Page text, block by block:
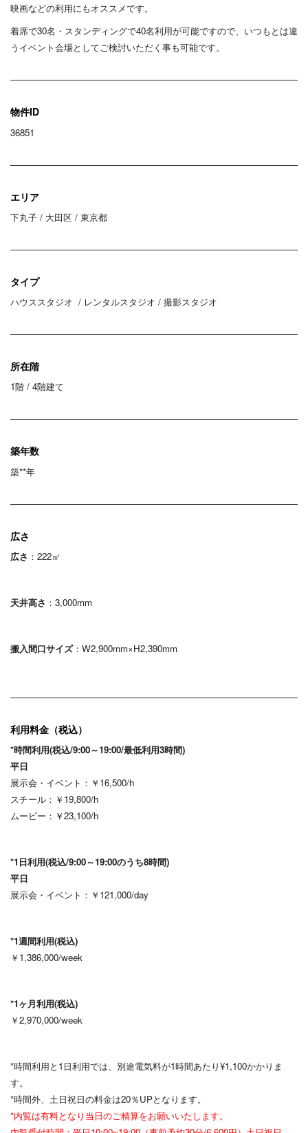
映画などの利用にもオススメです。
着席で30名・スタンディングで40名利用が可能ですので、いつもとは違
うイベント会場としてご検討いただく事も可能です。
物件ID
36851
エリア
下丸子 / 大田区 / 東京都
タイプ
ハウススタジオ / レンタルスタジオ / 撮影スタジオ
所在階
1階 / 4階建て
築年数
築**年
広さ
広さ ：222㎡
天井高さ ：3,000mm
搬入間口サイズ：W2,900mm×H2,390mm
利用料金（税込）
*時間利用(税込/9:00～19:00/最低利用3時間)
平日
展示会・イベント：￥16,500/h
スチール：￥19,800/h
ムービー：￥23,100/h
*1日利用(税込/9:00～19:00のうち8時間)
平日
展示会・イベント：￥121,000/day
*1週間利用(税込)
￥1,386,000/week
*1ヶ月利用(税込)
￥2,970,000/week
*時間利用と1日利用では、別途電気料が1時間あたり¥1,100かかりま
す。
*時間外、土日祝日の料金は20％UPとなります。
*内覧は有料となり当日のご精算をお願いいたします。